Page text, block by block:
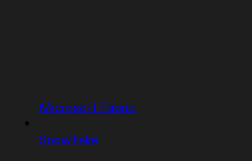
Microsoft Fabric
Snowflake